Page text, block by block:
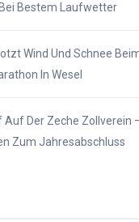
Bestem Laufwetter
Wind Und Schnee
In Wesel
Der Zeche Zollverein
Zum Jahresabschluss